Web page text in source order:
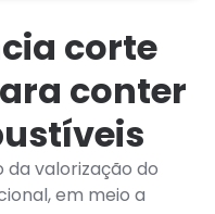
corte
conter
valorização do
em meio a